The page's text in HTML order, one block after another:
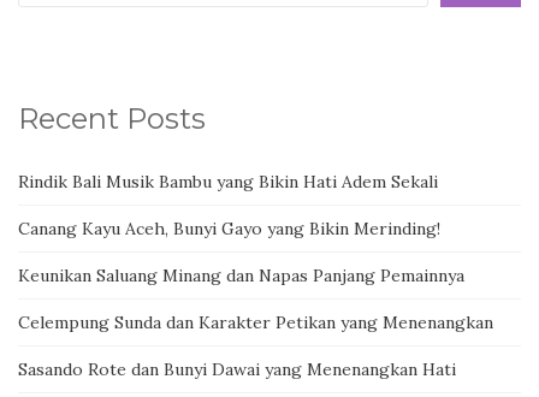
Recent Posts
Rindik Bali Musik Bambu yang Bikin Hati Adem Sekali
Canang Kayu Aceh, Bunyi Gayo yang Bikin Merinding!
Keunikan Saluang Minang dan Napas Panjang Pemainnya
Celempung Sunda dan Karakter Petikan yang Menenangkan
Sasando Rote dan Bunyi Dawai yang Menenangkan Hati